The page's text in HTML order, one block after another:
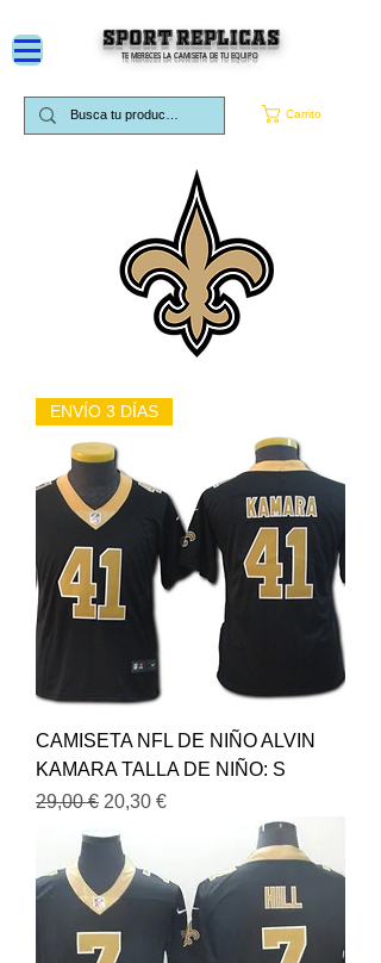
Carrito
SPORT REPLICAS
TE MERECES LA CAMISETA DE TU EQUIPO
ENVÍO 3 DÍAS
CAMISETA NFL DE NIÑO ALVIN
KAMARA TALLA DE NIÑO: S
Precio
29,00 € Precio de oferta
20,30 €